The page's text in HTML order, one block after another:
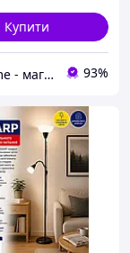
Купити
NovaHome - магазин товарів для дому і не тільки 93%